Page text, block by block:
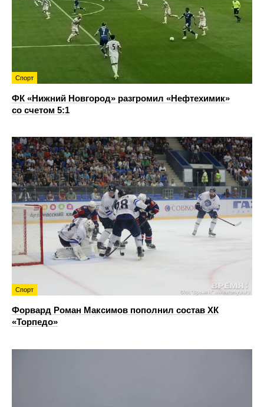
Спорт
ФК «Нижний Новгород» разгромил «Нефтехимик»
со счетом 5:1
Спорт
Форвард Роман Максимов пополнил состав ХК
«Торпедо»